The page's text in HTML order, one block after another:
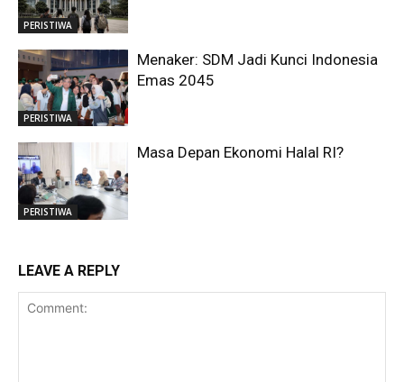
PERISTIWA
PERISTIWA
Menaker: SDM Jadi Kunci Indonesia
Emas 2045
PERISTIWA
Masa Depan Ekonomi Halal RI?
LEAVE A REPLY